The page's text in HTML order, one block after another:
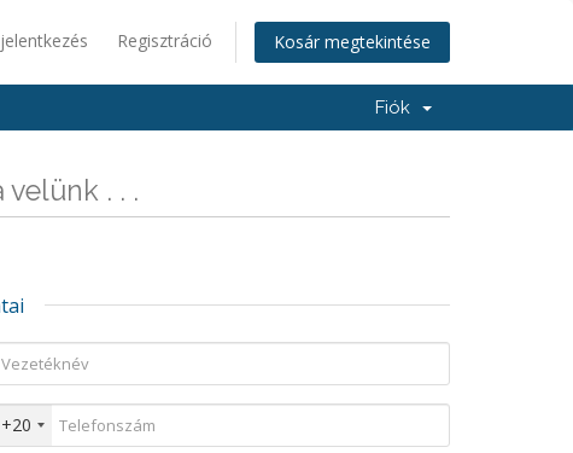
Regisztráció Kosár megtekintése
Fiók
. . .
+20